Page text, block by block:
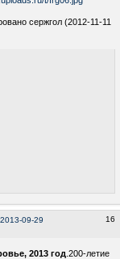
сержгол (2012-11-11
16
2013-09-29
2013 год .200-летие